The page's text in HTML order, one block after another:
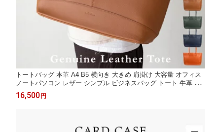
トートバッグ 本革 A4 B5 横向き 大きめ 肩掛け 大容量 オフィス
ノートパソコン レザー シンプル ビジネスバッグ トート 牛革 通
勤 通学 旅行 出張 自立 倒れない おしゃれ プレゼント 父の日 ブ
ラック ブラウン グレー メンズ レディース 男女兼用
16,500 円